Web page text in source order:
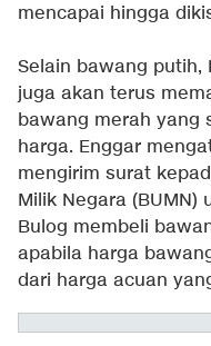
mencapai hingga
Selain bawang putih,
juga akan terus
bawang merah yang
harga. Enggar
mengirim surat
Milik Negara (BUMN)
Bulog membeli
apabila harga
dari harga acuan